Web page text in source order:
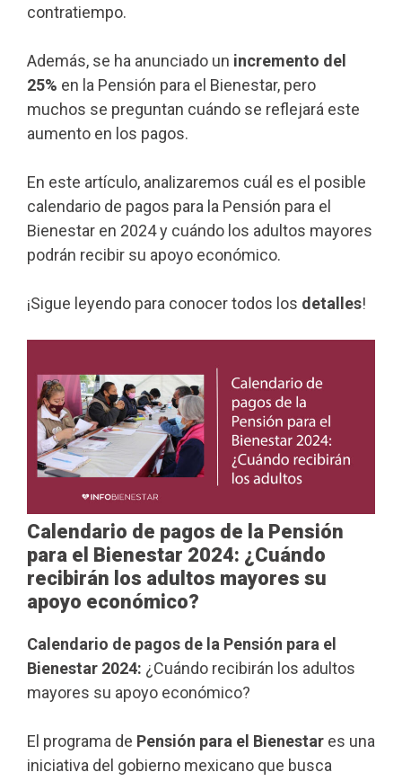
contratiempo.
Además, se ha anunciado un incremento del
25% en la Pensión para el Bienestar, pero
muchos se preguntan cuándo se reflejará este
aumento en los pagos.
En este artículo, analizaremos cuál es el posible
calendario de pagos para la Pensión para el
Bienestar en 2024 y cuándo los adultos mayores
podrán recibir su apoyo económico.
¡Sigue leyendo para conocer todos los detalles!
Calendario de pagos de la Pensión
para el Bienestar 2024: ¿Cuándo
recibirán los adultos mayores su
apoyo económico?
Calendario de pagos de la Pensión para el
Bienestar 2024: ¿Cuándo recibirán los adultos
mayores su apoyo económico?
El programa de Pensión para el Bienestar es una
iniciativa del gobierno mexicano que busca